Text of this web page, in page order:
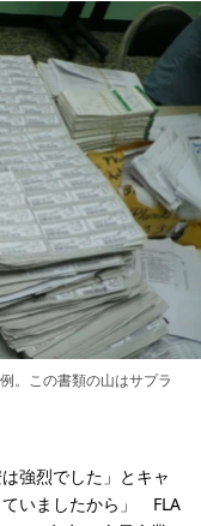
。この書類の山はサプラ
強烈でした」とキャ
ていましたから」 FLA